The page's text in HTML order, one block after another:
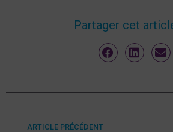
Partager cet
ARTICLE PRÉCÉDENT